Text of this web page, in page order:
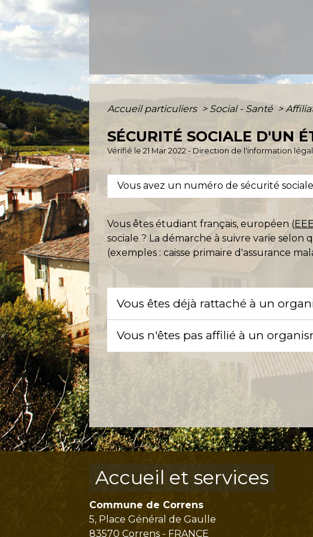
Accueil particuliers > Social - Santé >
SÉCURITÉ SOCIALE D'UN
Vérifié le 21 Mar 2022 - Direction de l'information
Vous avez un numéro de sécurité sociale
Vous êtes étudiant français, européen (EEE
sociale ? La démarche à suivre varie
(exemples : caisse primaire d'assurance
Vous êtes déjà rattaché à un
Vous n'êtes pas affilié à un
Accueil et services
Commune de Correns
5, Place Général de Gaulle
83570 Correns - FRANCE